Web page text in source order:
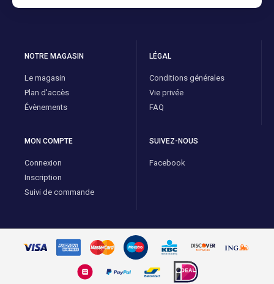
NOTRE MAGASIN
Le magasin
Plan d'accès
Évènements
LÉGAL
Conditions générales
Vie privée
FAQ
MON COMPTE
Connexion
Inscription
Suivi de commande
SUIVEZ-NOUS
Facebook